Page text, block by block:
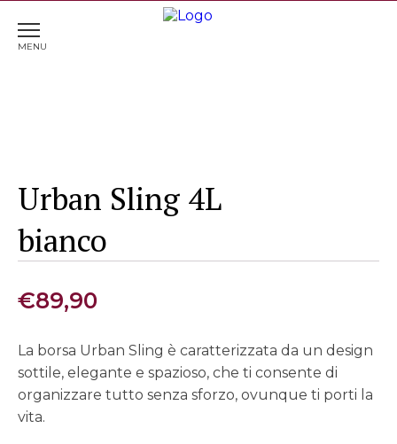
Home Tech , Audio e Illuminazione
bianco
Urban Sling 4L
bianco
€89,90
La borsa Urban Sling è caratterizzata da un design
sottile, elegante e spazioso, che ti consente di
organizzare tutto senza sforzo, ovunque ti porti la
vita.